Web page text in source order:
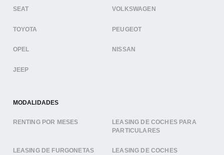
SEAT VOLKSWAGEN
TOYOTA PEUGEOT
OPEL NISSAN
JEEP
MODALIDADES
RENTING POR MESES
LEASING DE COCHES PARA
PARTICULARES
LEASING DE FURGONETAS LEASING DE COCHES